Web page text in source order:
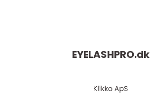
EYELASHPRO.dk